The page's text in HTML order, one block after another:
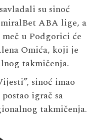
su sinoć
ABA lige, a
u Podgorici će
Omića, koji je
takmičenja.
sinoć imao
igrač sa
takmičenja.